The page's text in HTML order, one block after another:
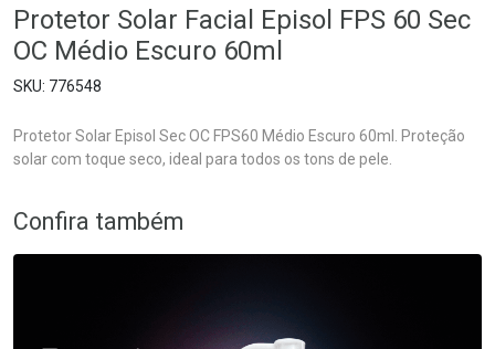
Protetor Solar Facial Episol FPS 60 Sec
OC Médio Escuro 60ml
776548
Protetor Solar Episol Sec OC FPS60 Médio Escuro 60ml. Proteção
solar com toque seco, ideal para todos os tons de pele.
Confira também